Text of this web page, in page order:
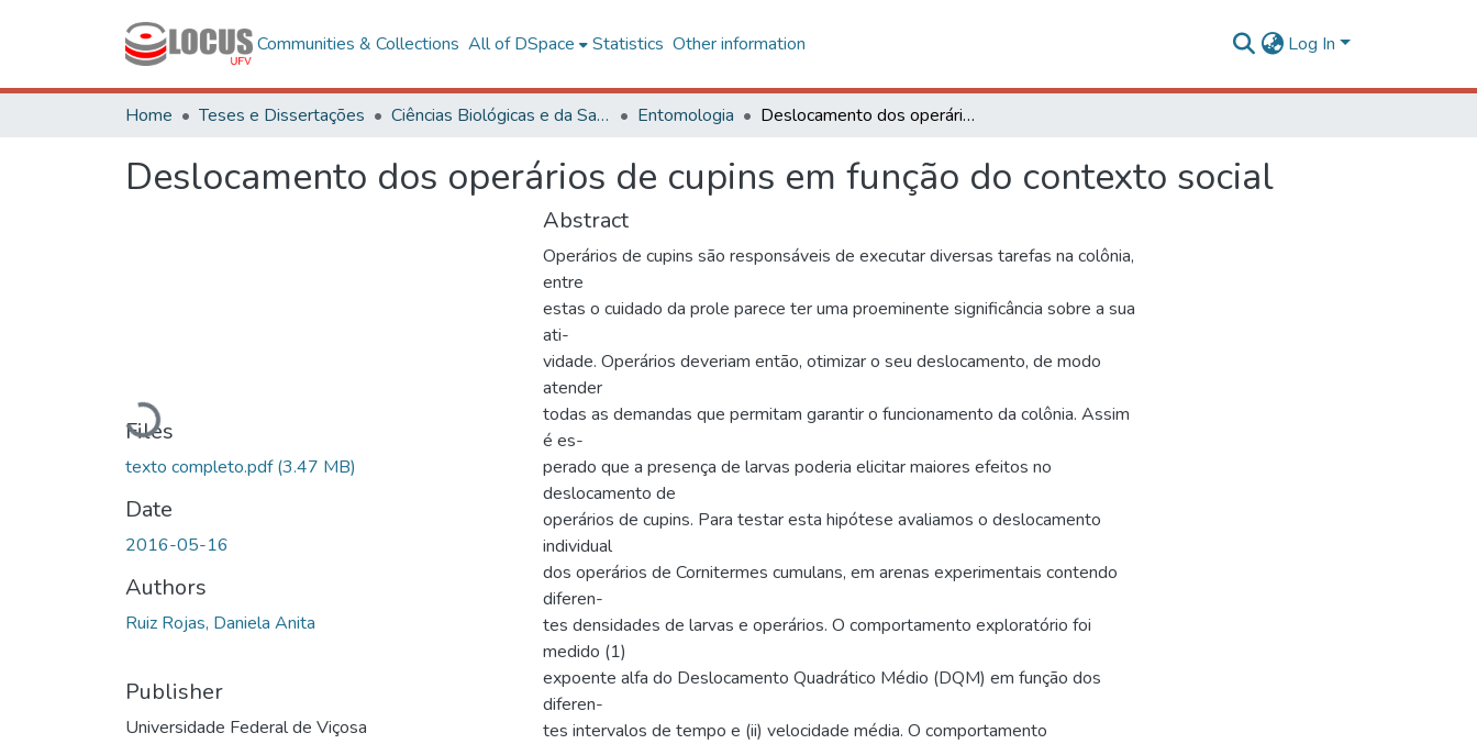
Communities & Collections All of DSpace Statistics Other information Log In
Home Teses e Dissertações Ciências Biológicas e da Saúde Entomologia Deslocamento dos operários de cupins em função do contexto social
Deslocamento dos operários de cupins em função do contexto social
Loading...
Files
texto completo.pdf(3.47 MB)
Date
2016-05-16
Authors
Ruiz Rojas, Daniela Anita
Publisher
Universidade Federal de Viçosa
Abstract
Operários de cupins são responsáveis de executar diversas tarefas na colônia,
entre
estas o cuidado da prole parece ter uma proeminente significância sobre a sua
ati-
vidade. Operários deveriam então, otimizar o seu deslocamento, de modo
atender
todas as demandas que permitam garantir o funcionamento da colônia. Assim
é es-
perado que a presença de larvas poderia elicitar maiores efeitos no
deslocamento de
operários de cupins. Para testar esta hipótese avaliamos o deslocamento
individual
dos operários de Cornitermes cumulans, em arenas experimentais contendo
diferen-
tes densidades de larvas e operários. O comportamento exploratório foi
medido (1)
expoente alfa do Deslocamento Quadrático Médio (DQM) em função dos
diferen-
tes intervalos de tempo e (ii) velocidade média. O comportamento